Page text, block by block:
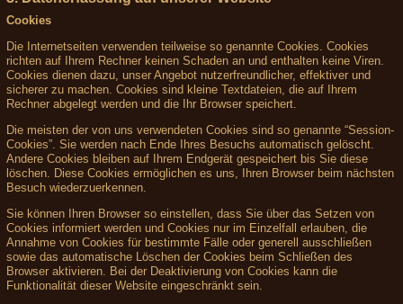
Cookies
Die Internetseiten verwenden teilweise so genannte Cookies. Cookies
richten auf Ihrem Rechner keinen Schaden an und enthalten keine Viren.
Cookies dienen dazu, unser Angebot nutzerfreundlicher, effektiver und
sicherer zu machen. Cookies sind kleine Textdateien, die auf Ihrem
Rechner abgelegt werden und die Ihr Browser speichert.
Die meisten der von uns verwendeten Cookies sind so genannte “Session-
Cookies”. Sie werden nach Ende Ihres Besuchs automatisch gelöscht.
Andere Cookies bleiben auf Ihrem Endgerät gespeichert bis Sie diese
löschen. Diese Cookies ermöglichen es uns, Ihren Browser beim nächsten
Besuch wiederzuerkennen.
Sie können Ihren Browser so einstellen, dass Sie über das Setzen von
Cookies informiert werden und Cookies nur im Einzelfall erlauben, die
Annahme von Cookies für bestimmte Fälle oder generell ausschließen
sowie das automatische Löschen der Cookies beim Schließen des
Browser aktivieren. Bei der Deaktivierung von Cookies kann die
Funktionalität dieser Website eingeschränkt sein.